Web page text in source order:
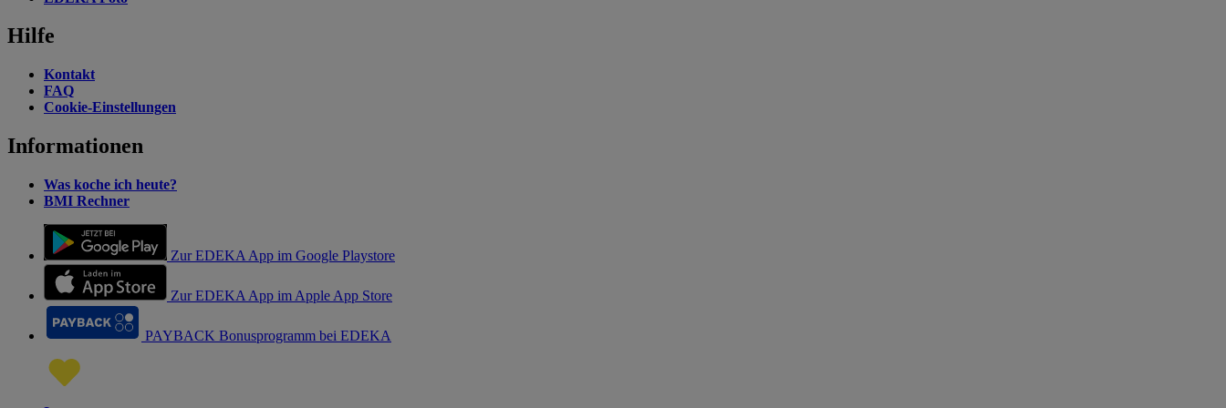
Hilfe
Kontakt
FAQ
Cookie-Einstellungen
Informationen
Was koche ich heute?
BMI Rechner
Zur EDEKA App im Google Playstore
Zur EDEKA App im Apple App Store
PAYBACK Bonusprogramm bei EDEKA